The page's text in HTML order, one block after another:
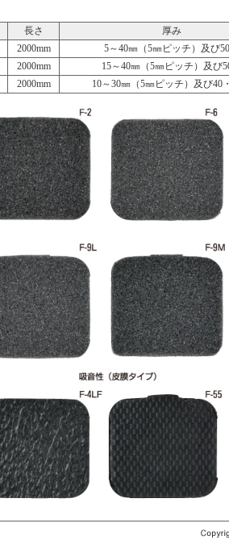
長さ
厚み
2000mm
5～40㎜（5㎜ピッチ）及び
2000mm
15～40㎜（5㎜ピッチ）及び
2000mm 10～30㎜（5㎜ピッチ）及び40